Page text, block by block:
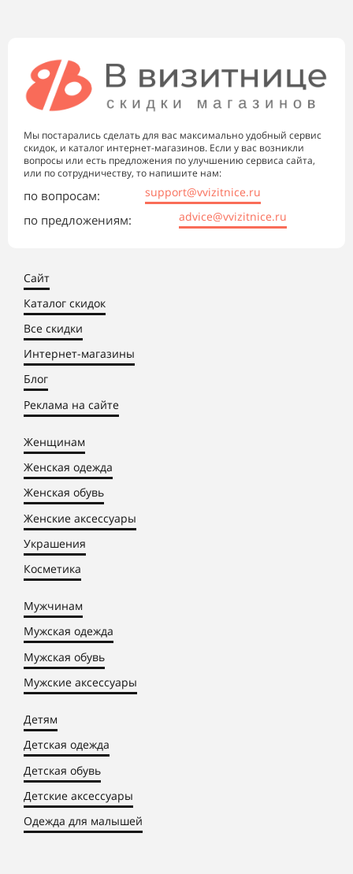
Мы постарались сделать для вас максимально удобный сервис
скидок, и каталог интернет-магазинов. Если у вас возникли
вопросы или есть предложения по улучшению сервиса сайта,
или по сотрудничеству, то напишите нам:
по вопросам: support@vvizitnice.ru
по предложениям: advice@vvizitnice.ru
Сайт
Каталог скидок
Все скидки
Интернет-магазины
Блог
Реклама на сайте
Женщинам
Женская одежда
Женская обувь
Женские аксессуары
Украшения
Косметика
Мужчинам
Мужская одежда
Мужская обувь
Мужские аксессуары
Детям
Детская одежда
Детская обувь
Детские аксессуары
Одежда для малышей